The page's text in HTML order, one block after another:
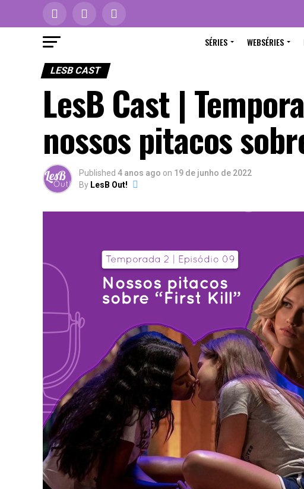
SÉRIES WEBSÉRIES
LESB CAST
LesB Cast |
nossos pitacos
Published 4 anos ago on 19 de junho de 2022
By LesB Out!